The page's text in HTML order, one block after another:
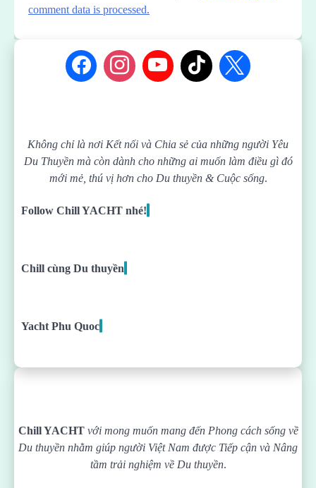
comment data is processed.
Không chỉ là nơi Kết nối và Chia sẻ của những người Yêu
Du Thuyền mà còn dành cho những ai muốn làm điều gì đó
mới mẻ, thú vị hơn cho Du thuyền & Cuộc sống.
Follow Chill YACHT nhé!
Chill cùng Du thuyền
Yacht Phu Quoc
Chill YACHTvới mong muốn mang đến Phong cách sống về
Du thuyền nhằm giúp người Việt Nam được Tiếp cận và Nâng
tầm trải nghiệm về Du thuyền.